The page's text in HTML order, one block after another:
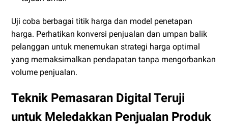
Uji coba berbagai titik harga dan model penetapan
harga. Perhatikan konversi penjualan dan umpan balik
pelanggan untuk menemukan strategi harga optimal
yang memaksimalkan pendapatan tanpa mengorbankan
volume penjualan.
Teknik Pemasaran Digital Teruji
untuk Meledakkan Penjualan Produk